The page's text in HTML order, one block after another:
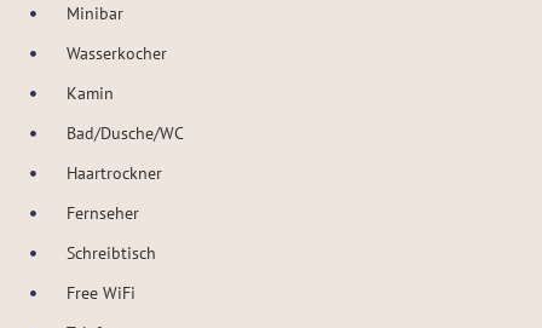
Minibar
Wasserkocher
Kamin
Bad/Dusche/WC
Haartrockner
Fernseher
Schreibtisch
Free WiFi